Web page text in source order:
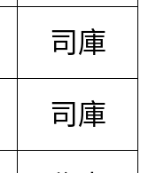
司庫
司庫